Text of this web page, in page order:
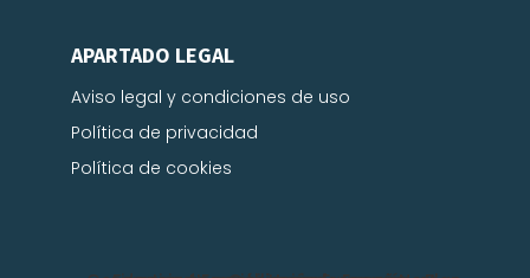
APARTADO LEGAL
Aviso legal y condiciones de uso
Política de privacidad
Política de cookies